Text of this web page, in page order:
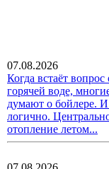
07.08.2026
Когда встаёт вопрос
горячей воде,
думают о бойлере. И
логично.
отопление летом...